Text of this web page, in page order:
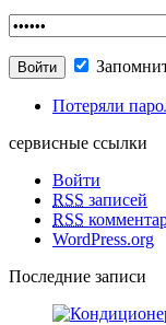
Потеряли
сервисные ссылки
Войти
RSS записей
RSS
WordPress.org
Последние записи